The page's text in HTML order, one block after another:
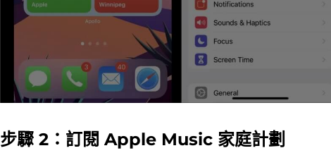
步驟 2：訂閱 Apple Music 家庭計劃